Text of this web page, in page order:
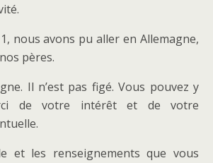
nous avons pu aller en Allemagne,
pères.
Il n’est pas figé. Vous pouvez y
de votre intérêt et de votre
et les renseignements que vous